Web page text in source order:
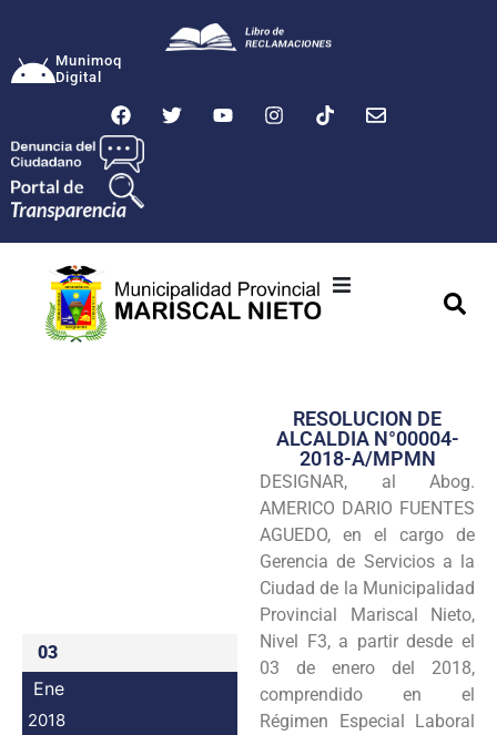
Munimoq
Digital
Transparencia
Seguridad
Programas
Intranet
03
Ene
2018
RESOLUCION DE
ALCALDIA N°00004-
2018-A/MPMN
DESIGNAR, al Abog.
AMERICO DARIO FUENTES
AGUEDO, en el cargo de
Gerencia de Servicios a la
Ciudad de la Municipalidad
Provincial Mariscal Nieto,
Nivel F3, a partir desde el
03 de enero del 2018,
comprendido en el
Régimen Especial Laboral